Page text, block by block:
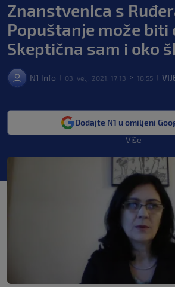
Znanstvenica s
Popuštanje može biti
Skeptična sam i oko
N1 Info 03. velj. 2021. 17:13 > 18:55
Dodajte N1 u omiljeni
Više